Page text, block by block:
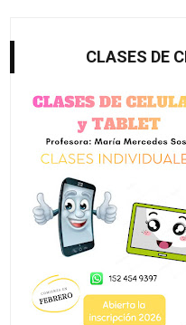
CLASES DE